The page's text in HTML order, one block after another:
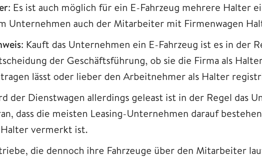
: Es ist auch möglich für ein E-Fahrzeug mehrere Halter
Unternehmen auch der Mitarbeiter mit Firmenwagen
: Kauft das Unternehmen ein E-Fahrzeug ist es in der
der Geschäftsführung, ob sie die Firma als
lässt oder lieber den Arbeitnehmer als Halter
der Dienstwagen allerdings geleast ist in der Regel das
dass die meisten Leasing-Unternehmen darauf
Halter vermerkt ist.
die dennoch ihre Fahrzeuge über den Mitarbeiter